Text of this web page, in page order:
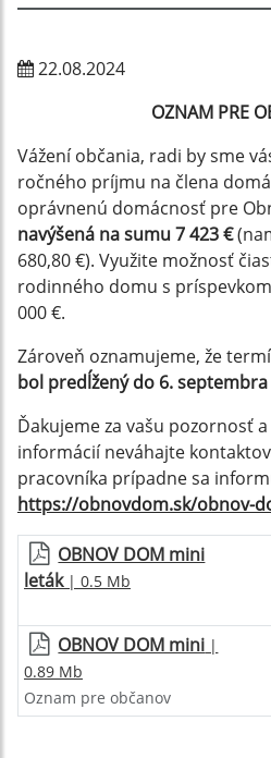
22.08.2024
OZNAM PRE
Vážení občania, radi by sme
ročného príjmu na člena
oprávnenú domácnosť pre
navýšená na sumu 7 423 €
680,80 €). Využite možnosť
rodinného domu s
000 €.
Zároveň oznamujeme, že
bol predĺžený do 6. septembra
Ďakujeme za vašu pozornosť
informácií neváhajte
pracovníka prípadne sa
https://obnovdom.sk/obnov-
OBNOV DOM mini
leták| 0.5 Mb
OBNOV DOM mini |
0.89 Mb
Oznam pre občanov